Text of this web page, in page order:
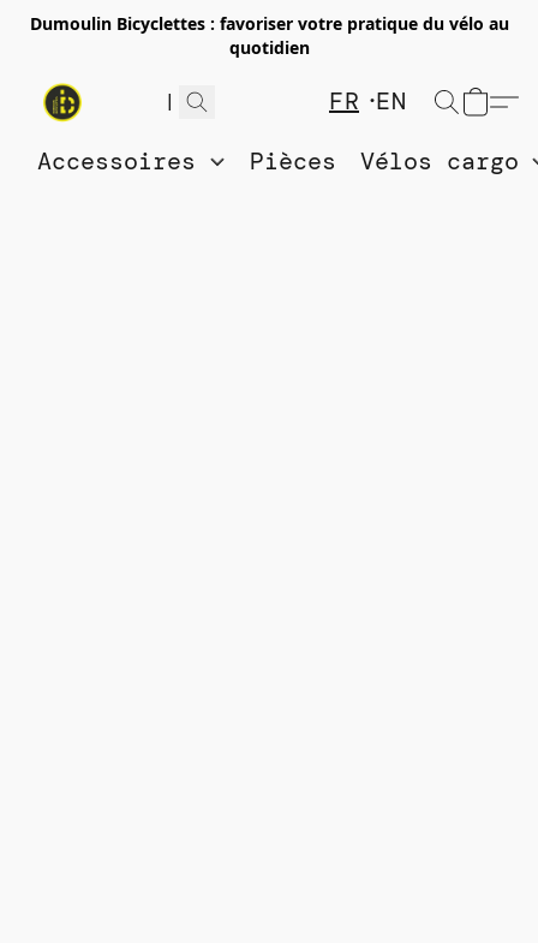
Dumoulin Bicyclettes : favoriser votre pratique du vélo au
quotidien
FR
EN
Accessoires
Pièces Vélos cargo